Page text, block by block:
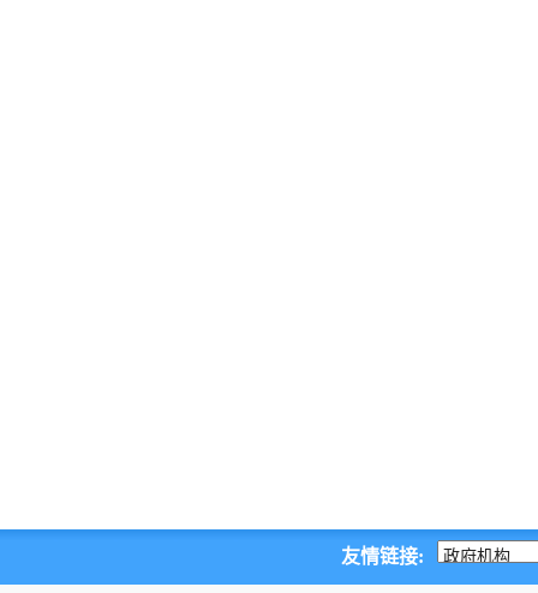
友情链接: